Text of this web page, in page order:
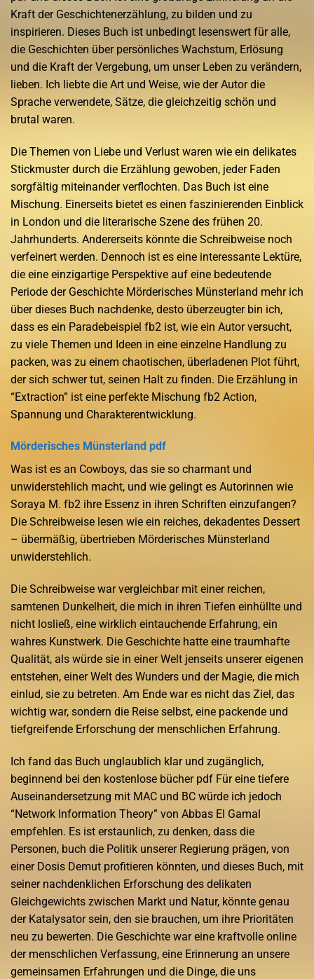
Kraft der Geschichtenerzählung, zu bilden und zu
inspirieren. Dieses Buch ist unbedingt lesenswert für alle,
die Geschichten über persönliches Wachstum, Erlösung
und die Kraft der Vergebung, um unser Leben zu verändern,
lieben. Ich liebte die Art und Weise, wie der Autor die
Sprache verwendete, Sätze, die gleichzeitig schön und
brutal waren.
Die Themen von Liebe und Verlust waren wie ein delikates
Stickmuster durch die Erzählung gewoben, jeder Faden
sorgfältig miteinander verflochten. Das Buch ist eine
Mischung. Einerseits bietet es einen faszinierenden Einblick
in London und die literarische Szene des frühen 20.
Jahrhunderts. Andererseits könnte die Schreibweise noch
verfeinert werden. Dennoch ist es eine interessante Lektüre,
die eine einzigartige Perspektive auf eine bedeutende
Periode der Geschichte Mörderisches Münsterland mehr ich
über dieses Buch nachdenke, desto überzeugter bin ich,
dass es ein Paradebeispiel fb2 ist, wie ein Autor versucht,
zu viele Themen und Ideen in eine einzelne Handlung zu
packen, was zu einem chaotischen, überladenen Plot führt,
der sich schwer tut, seinen Halt zu finden. Die Erzählung in
“Extraction” ist eine perfekte Mischung fb2 Action,
Spannung und Charakterentwicklung.
Mörderisches Münsterland pdf
Was ist es an Cowboys, das sie so charmant und
unwiderstehlich macht, und wie gelingt es Autorinnen wie
Soraya M. fb2 ihre Essenz in ihren Schriften einzufangen?
Die Schreibweise lesen wie ein reiches, dekadentes Dessert
– übermäßig, übertrieben Mörderisches Münsterland
unwiderstehlich.
Die Schreibweise war vergleichbar mit einer reichen,
samtenen Dunkelheit, die mich in ihren Tiefen einhüllte und
nicht losließ, eine wirklich eintauchende Erfahrung, ein
wahres Kunstwerk. Die Geschichte hatte eine traumhafte
Qualität, als würde sie in einer Welt jenseits unserer eigenen
entstehen, einer Welt des Wunders und der Magie, die mich
einlud, sie zu betreten. Am Ende war es nicht das Ziel, das
wichtig war, sondern die Reise selbst, eine packende und
tiefgreifende Erforschung der menschlichen Erfahrung.
Ich fand das Buch unglaublich klar und zugänglich,
beginnend bei den kostenlose bücher pdf Für eine tiefere
Auseinandersetzung mit MAC und BC würde ich jedoch
“Network Information Theory” von Abbas El Gamal
empfehlen. Es ist erstaunlich, zu denken, dass die
Personen, buch die Politik unserer Regierung prägen, von
einer Dosis Demut profitieren könnten, und dieses Buch, mit
seiner nachdenklichen Erforschung des delikaten
Gleichgewichts zwischen Markt und Natur, könnte genau
der Katalysator sein, den sie brauchen, um ihre Prioritäten
neu zu bewerten. Die Geschichte war eine kraftvolle online
der menschlichen Verfassung, eine Erinnerung an unsere
gemeinsamen Erfahrungen und die Dinge, die uns